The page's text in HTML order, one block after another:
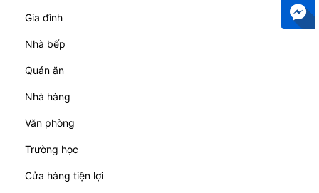
Gia đình
Nhà bếp
Quán ăn
Nhà hàng
Văn phòng
Trường học
Cửa hàng tiện lợi